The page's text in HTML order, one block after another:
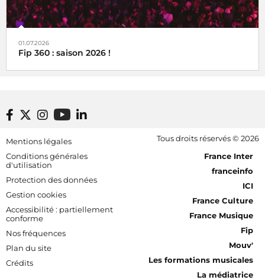
01.07.2026
Fip 360 : saison 2026 !
Footer bottom
Mentions légales
Conditions générales
d'utilisation
Protection des données
Gestion cookies
Accessibilité : partiellement
conforme
Nos fréquences
Plan du site
Crédits
Tous droits réservés © 2026
[RDF] Pied de page - Mobile
France Inter
franceinfo
ICI
France Culture
France Musique
Fip
Mouv'
Les formations musicales
La médiatrice